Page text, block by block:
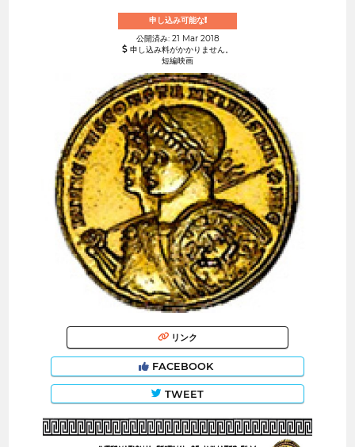
申し込み可能な!
公開済み: 21 Mar 2018
申し込み料がかかりません。
短編映画
リンク
FACEBOOK
TWEET